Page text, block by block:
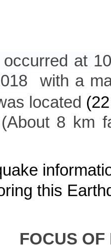
at
with a
located (
8 km
this
FOCUS